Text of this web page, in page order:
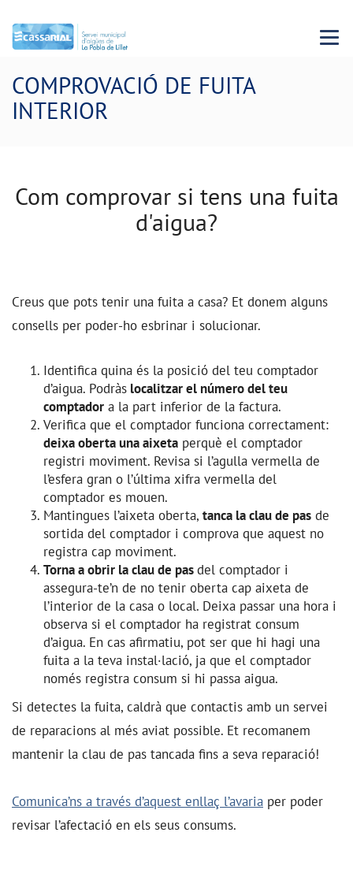
Menu
COMPROVACIÓ DE FUITA
INTERIOR
Com comprovar si tens una fuita
d'aigua?
Creus que pots tenir una fuita a casa? Et donem alguns
consells per poder-ho esbrinar i solucionar.
Identifica quina és la posició del teu comptador
d’aigua. Podràs localitzar el número del teu
comptador a la part inferior de la factura.
Verifica que el comptador funciona correctament:
deixa oberta una aixeta perquè el comptador
registri moviment. Revisa si l’agulla vermella de
l’esfera gran o l’última xifra vermella del
comptador es mouen.
Mantingues l’aixeta oberta, tanca la clau de pas de
sortida del comptador i comprova que aquest no
registra cap moviment.
Torna a obrir la clau de pasdel comptador i
assegura-te’n de no tenir oberta cap aixeta de
l’interior de la casa o local. Deixa passar una hora i
observa si el comptador ha registrat consum
d’aigua. En cas afirmatiu, pot ser que hi hagi una
fuita a la teva instal·lació, ja que el comptador
només registra consum si hi passa aigua.
Si detectes la fuita, caldrà que contactis amb un servei
de reparacions al més aviat possible. Et recomanem
mantenir la clau de pas tancada fins a seva reparació!
Comunica’ns a través d’aquest enllaç l’avaria per poder
revisar l’afectació en els seus consums.